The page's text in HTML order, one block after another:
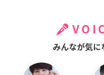
みんなが気に